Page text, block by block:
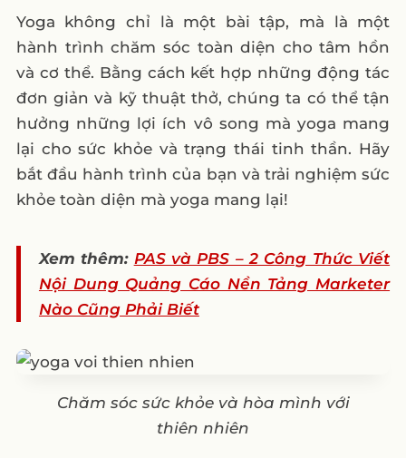
Yoga không chỉ là một bài tập, mà là một
hành trình chăm sóc toàn diện cho tâm hồn
và cơ thể. Bằng cách kết hợp những động tác
đơn giản và kỹ thuật thở, chúng ta có thể tận
hưởng những lợi ích vô song mà yoga mang
lại cho sức khỏe và trạng thái tinh thần. Hãy
bắt đầu hành trình của bạn và trải nghiệm sức
khỏe toàn diện mà yoga mang lại!
Xem thêm: PAS và PBS – 2 Công Thức Viết
Nội Dung Quảng Cáo Nền Tảng Marketer
Nào Cũng Phải Biết
Chăm sóc sức khỏe và hòa mình với
thiên nhiên